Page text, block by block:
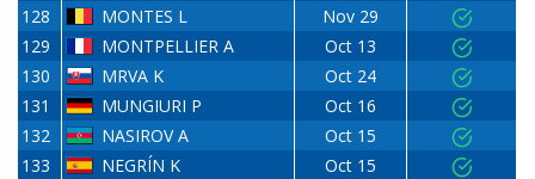
128
MONTES L
Nov 29
129
MONTPELLIER A
Oct 13
130
MRVA K
Oct 24
131
MUNGIURI P
Oct 16
132
NASIROV A
Oct 15
133
NEGRÍN K
Oct 15